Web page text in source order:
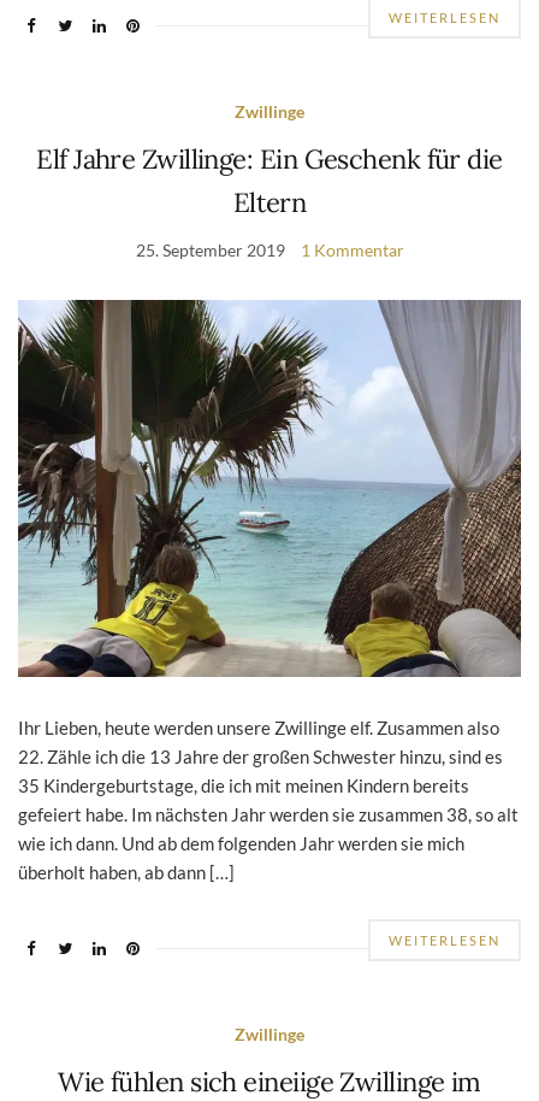
WEITERLESEN
Zwillinge
Elf Jahre Zwillinge: Ein Geschenk für die
Eltern
25. September 2019 1 Kommentar
Ihr Lieben, heute werden unsere Zwillinge elf. Zusammen also
22. Zähle ich die 13 Jahre der großen Schwester hinzu, sind es
35 Kindergeburtstage, die ich mit meinen Kindern bereits
gefeiert habe. Im nächsten Jahr werden sie zusammen 38, so alt
wie ich dann. Und ab dem folgenden Jahr werden sie mich
überholt haben, ab dann […]
WEITERLESEN
Zwillinge
Wie fühlen sich eineiige Zwillinge im